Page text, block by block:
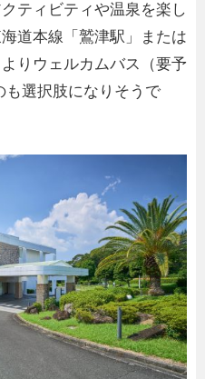
ティビティや温泉を楽し
道本線「鷲津駅」または
りウェルカムバス（要予
選択肢になりそうで